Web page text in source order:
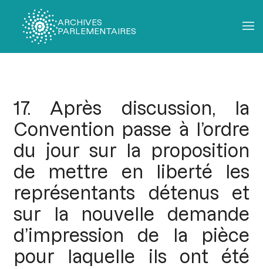
ARCHIVES
PARLEMENTAIRES
17. Après discussion, la
Convention passe à l’ordre
du jour sur la proposition
de mettre en liberté les
représentants détenus et
sur la nouvelle demande
d’impression de la pièce
pour laquelle ils ont été